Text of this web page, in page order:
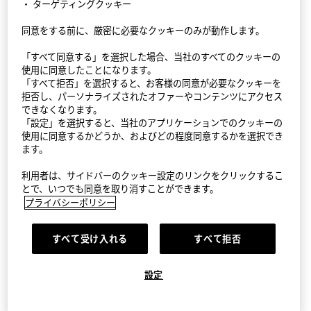
StyleHint アプリ
利用規約
プライバシーポリシー（外部送信ポリシーを含む）
サイトマップ
お問い合わせ
会社概要
©FAST RETAILING CO., LTD.
・ ターゲティングクッキー
同意をする前に、厳密に必要なクッキーのみが動作します。
「すべて同意する」を選択した場合、当社のすべてのクッキーの
使用に同意したことになります。
「すべて拒否」を選択すると、お客様の同意が必要なクッキーを
拒否し、パーソナライズされたオファーやコンテンツにアクセス
できなくなります。
「設定」を選択すると、当社のアプリケーションでのクッキーの
使用に同意するかどうか、およびどの程度同意するかを選択でき
ます。
利用者は、サイドバーのクッキー設定のリンクをクリックするこ
とで、いつでも同意を取り消すことができます。
プライバシーポリシー
すべて受け入れる すべて拒否
設定